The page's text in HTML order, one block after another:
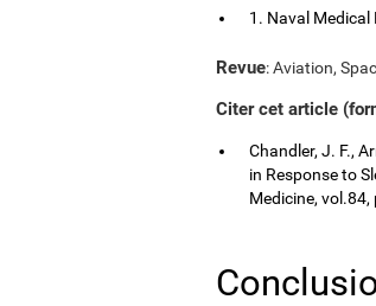
1. Naval Medical
Revue: Aviation,
Citer cet article
Chandler, J. F.,
in Response to
Medicine,